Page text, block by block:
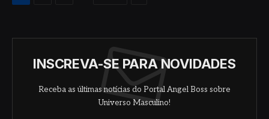
INSCREVA-SE PARA NOVIDADES
Receba as últimas notícias do Portal Angel Boss sobre
Universo Masculino!